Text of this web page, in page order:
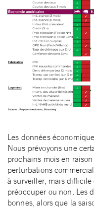
Les données
Nous prévoyons une
prochains mois en
perturbations
à surveiller, mais difficile
préoccuper ou non. Les
bonnes, alors que la